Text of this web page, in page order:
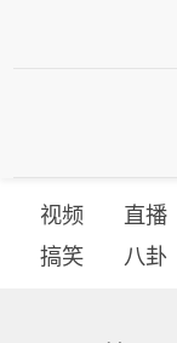
视频 直播
搞笑
八卦